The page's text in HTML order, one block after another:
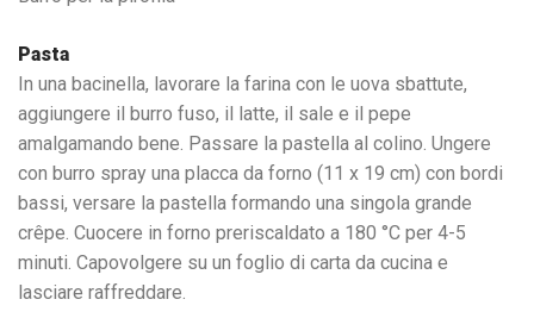
Pasta
In una bacinella, lavorare la farina con le uova sbattute,
aggiungere il burro fuso, il latte, il sale e il pepe
amalgamando bene. Passare la pastella al colino. Ungere
con burro spray una placca da forno (11 x 19 cm) con bordi
bassi, versare la pastella formando una singola grande
crêpe. Cuocere in forno preriscaldato a 180 °C per 4-5
minuti. Capovolgere su un foglio di carta da cucina e
lasciare raffreddare.